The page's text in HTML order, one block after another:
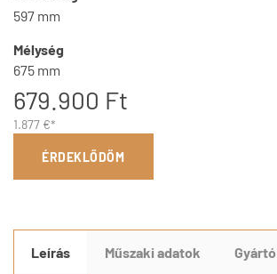
597 mm
Mélység
675 mm
679.900 Ft
1.877 €*
ÉRDEKLŐDÖM
Leírás Műszaki adatok Gyártó